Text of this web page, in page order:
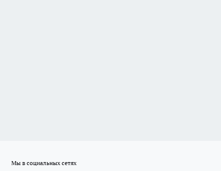
Мы в социальных сетях